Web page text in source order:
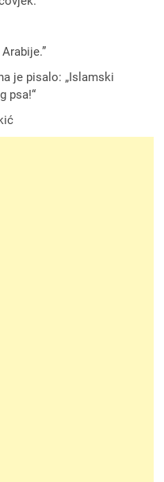
je pisalo: „Islamski
psa!“